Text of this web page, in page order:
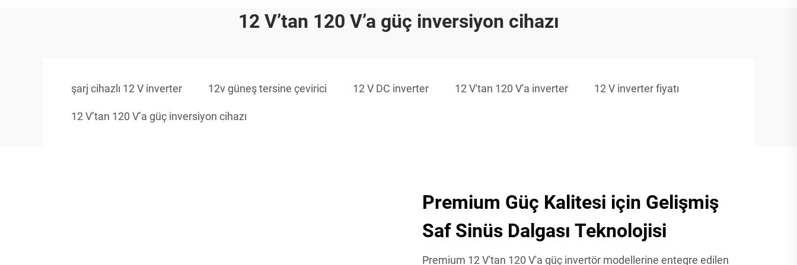
12 V’tan 120 V’a güç inversiyon cihazı
şarj cihazlı 12 V inverter 12v güneş tersine çevirici 12 V DC inverter 12 V'tan 120 V'a inverter 12 V inverter fiyatı
12 V’tan 120 V’a güç inversiyon cihazı
Premium Güç Kalitesi için Gelişmiş
Saf Sinüs Dalgası Teknolojisi
Premium 12 V'tan 120 V'a güç invertör modellerine entegre edilen